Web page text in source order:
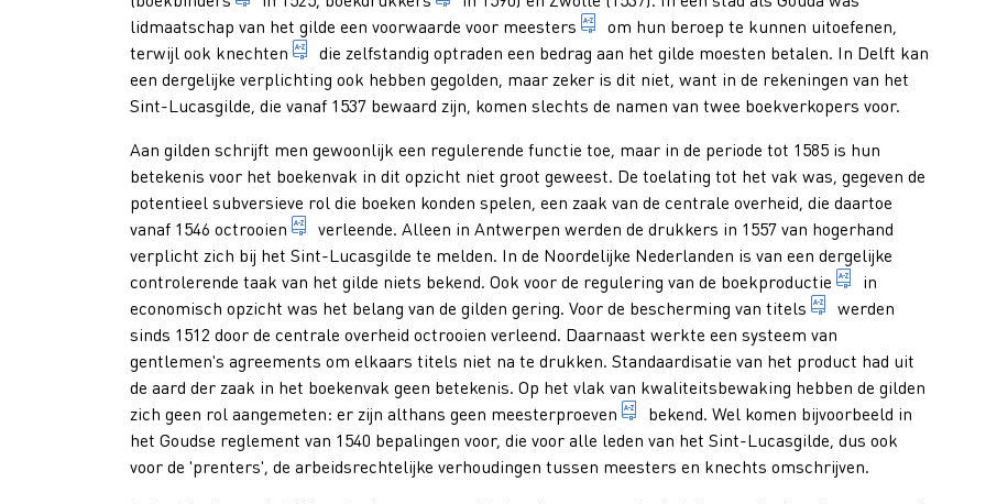
lidmaatschap van het gilde een voorwaarde voor meesters persoon die door lidmaatschap van een gilde de
om hun beroep te kunnen uitoefenen,
terwijl ook knechten mannelijk bediende die bij een patroon werkzaamheden in het drukkersvak verricht.
die zelfstandig optraden een bedrag aan het gilde moesten betalen. In Delft kan
een dergelijke verplichting ook hebben gegolden, maar zeker is dit niet, want in de rekeningen van het
Sint-Lucasgilde, die vanaf 1537 bewaard zijn, komen slechts de namen van twee boekverkopers voor.
Aan gilden schrijft men gewoonlijk een regulerende functie toe, maar in de periode tot 1585 is hun
betekenis voor het boekenvak in dit opzicht niet groot geweest. De toelating tot het vak was, gegeven de
potentieel subversieve rol die boeken konden spelen, een zaak van de centrale overheid, die daartoe
vanaf 1546 octrooien uitsluitend recht tot het maken of verkopen van een bepaald artikel (boek) of het
verleende. Alleen in Antwerpen werden de drukkers in 1557 van hogerhand
verplicht zich bij het Sint-Lucasgilde te melden. In de Noordelijke Nederlanden is van een dergelijke
controlerende taak van het gilde niets bekend. Ook voor de regulering van de boekproductie 1. het
in
economisch opzicht was het belang van de gilden gering. Voor de bescherming van titels woord dat of
werden
sinds 1512 door de centrale overheid octrooien verleend. Daarnaast werkte een systeem van
gentlemen's agreements om elkaars titels niet na te drukken. Standaardisatie van het product had uit
de aard der zaak in het boekenvak geen betekenis. Op het vlak van kwaliteitsbewaking hebben de gilden
zich geen rol aangemeten: er zijn althans geen meesterproeven werkstuk dat door een gezel gemaakt
bekend. Wel komen bijvoorbeeld in
het Goudse reglement van 1540 bepalingen voor, die voor alle leden van het Sint-Lucasgilde, dus ook
voor de 'prenters', de arbeidsrechtelijke verhoudingen tussen meesters en knechts omschrijven.